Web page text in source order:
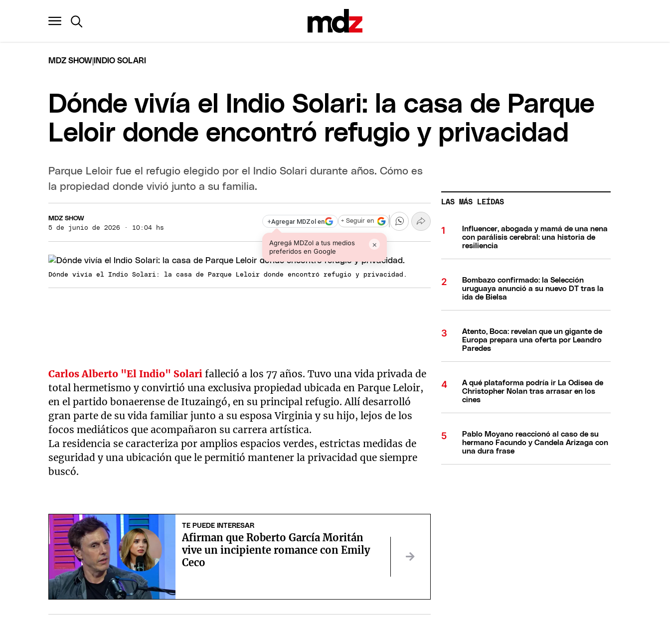
MDZ SHOW INDIO SOLARI
Dónde vivía el Indio Solari: la casa de Parque
Leloir donde encontró refugio y privacidad
Parque Leloir fue el refugio elegido por el Indio Solari durante años. Cómo es
la propiedad donde vivió junto a su familia.
MDZ SHOW
5 de junio de 2026 · 10:04 hs
+Agregar MDZol en
Agregá MDZol a tus medios
preferidos en Google
×
+ Seguir en
Dónde vivía el Indio Solari: la casa de Parque Leloir donde encontró refugio y privacidad.
Carlos Alberto "El Indio" Solarifalleció a los 77 años. Tuvo una vida privada de
total hermetismo y convirtió una exclusiva propiedad ubicada en Parque Leloir,
en el partido bonaerense de Ituzaingó, en su principal refugio. Allí desarrolló
gran parte de su vida familiar junto a su esposa Virginia y su hijo, lejos de los
focos mediáticos que acompañaron su carrera artística.
La residencia se caracteriza por amplios espacios verdes, estrictas medidas de
seguridad y una ubicación que le permitió mantener la privacidad que siempre
buscó.
TE PUEDE INTERESAR
Afirman que Roberto García Moritán
vive un incipiente romance con Emily
Ceco
LAS MÁS LEÍDAS
Influencer, abogada y mamá de una nena
con parálisis cerebral: una historia de
resiliencia
Bombazo confirmado: la Selección
uruguaya anunció a su nuevo DT tras la
ida de Bielsa
Atento, Boca: revelan que un gigante de
Europa prepara una oferta por Leandro
Paredes
A qué plataforma podría ir La Odisea de
Christopher Nolan tras arrasar en los
cines
Pablo Moyano reaccionó al caso de su
hermano Facundo y Candela Arizaga con
una dura frase